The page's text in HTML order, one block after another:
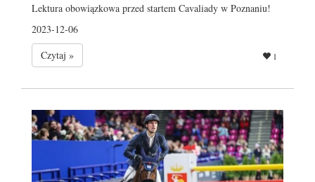
Lektura obowiązkowa przed startem Cavaliady w Poznaniu!
2023-12-06
Czytaj »
1